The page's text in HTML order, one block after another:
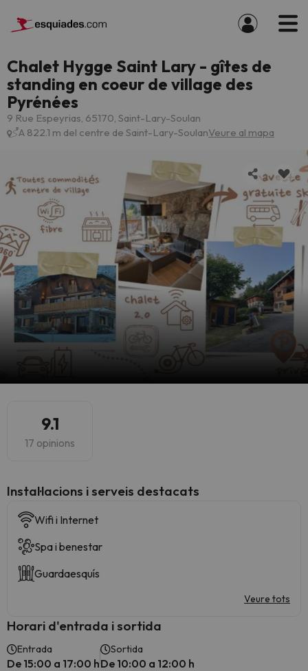
Chalet Hygge Saint Lary - gîtes de
standing en coeur de village des
Pyrénées
9 Rue Espeyrias, 65170, Saint-Lary-Soulan
A 822.1 m del centre de Saint-Lary-SoulanVeure al mapa
9.1
17 opinions
Instal·lacions i serveis destacats
Wifi i Internet
Spa i benestar
Guardaesquís
Veure tots
Horari d'entrada i sortida
Entrada
De 15:00 a 17:00 h
Sortida
De 10:00 a 12:00 h